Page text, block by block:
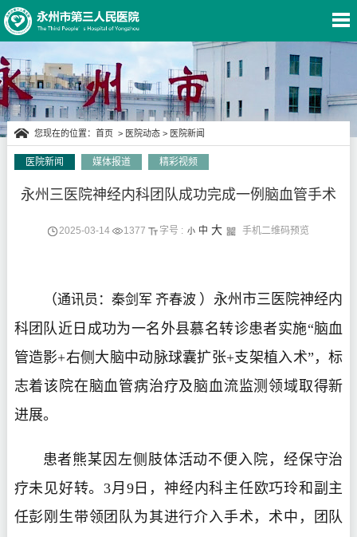
医院动态
您现在的位置： 首页 > 医院动态> 医院新闻
医院新闻 媒体报道 精彩视频
永州三医院神经内科团队成功完成一例脑血管手术
2025-03-14 1377 字号 : 小 中 大 手机二维码预览
（通讯员：秦剑军 齐春波 ）永州市三医院神经内
科团队近日成功为一名外县慕名转诊患者实施“脑血
管造影+右侧大脑中动脉球囊扩张+支架植入术”，标
志着该院在脑血管病治疗及脑血流监测领域取得新
进展。
患者熊某因左侧肢体活动不便入院，经保守治
疗未见好转。3月9日，神经内科主任欧巧玲和副主
任彭刚生带领团队为其进行介入手术，术中，团队